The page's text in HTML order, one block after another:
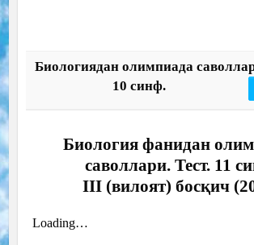
Биологиядан олимпиада
10 синф.
Биология фанидан
саволлари. Тест. 11
III (вилоят) босқич